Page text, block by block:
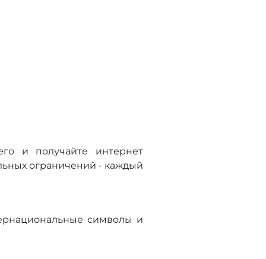
и получайте интернет
ограничений - каждый
символы и